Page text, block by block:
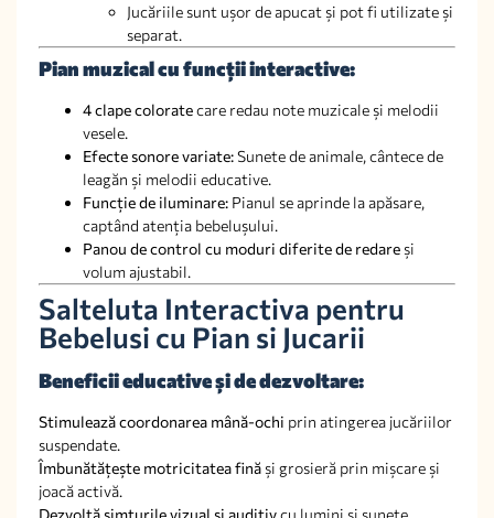
Jucăriile sunt ușor de apucat și pot fi utilizate și
separat.
Pian muzical cu funcții interactive:
4 clape coloratecare redau note muzicale și melodii
vesele.
Efecte sonore variate:Sunete de animale, cântece de
leagăn și melodii educative.
Funcție de iluminare: Pianul se aprinde la apăsare,
captând atenția bebelușului.
Panou de control cu moduri diferite de redare și
volum ajustabil.
Salteluta Interactiva pentru
Bebelusi cu Pian si Jucarii
Beneficii educative și de dezvoltare:
Stimulează coordonarea mână-ochi prin atingerea jucăriilor
suspendate.
Îmbunătățește motricitatea fină și grosieră prin mișcare și
joacă activă.
Dezvoltă simțurile vizual și auditivcu lumini și sunete